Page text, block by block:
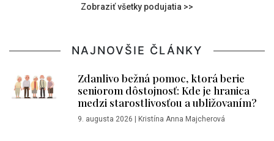
Zobraziť všetky podujatia >>
NAJNOVŠIE ČLÁNKY
Zdanlivo bežná pomoc, ktorá berie
seniorom dôstojnosť: Kde je hranica
medzi starostlivosťou a ubližovaním?
9. augusta 2026 | Kristína Anna Majcherová